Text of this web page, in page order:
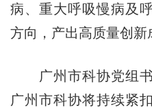
病、重大呼吸慢病及
方向，产出高质量创新
广州市科协党组书
广州市科协将持续紧